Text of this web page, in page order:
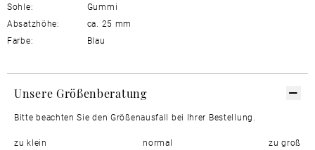
Sohle:
Gummi
Absatzhöhe:
ca. 25 mm
Farbe:
Blau
Unsere Größenberatung
Bitte beachten Sie den Größenausfall bei Ihrer Bestellung.
zu klein normal zu groß